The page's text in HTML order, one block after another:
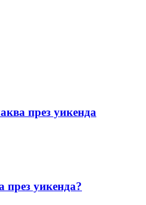
през уикенда
през уикенда?